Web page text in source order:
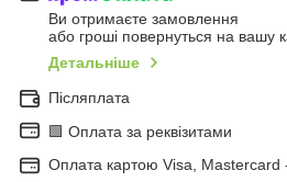
Ви отримаєте замовлення
або гроші повернуться на вашу
Детальніше
Післяплата
🟩 Оплата за реквізитами
Оплата картою Visa, Mastercard